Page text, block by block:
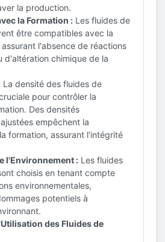
la production.
la Formation : Les fluides de
être compatibles avec la
l'absence de réactions
d'altération chimique de la
La densité des fluides de
pour contrôler la
Des densités
empêchent la
formation, assurant l'intégrité
l'Environnement : Les fluides
choisis en tenant compte
environnementales,
potentiels à
des Fluides de